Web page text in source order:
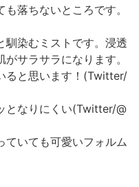
落ちないところです。
馴染むミストです。浸透
サラサラになります。
ると思います！(Twitter/
となりにくい(Twitter/@
ていても可愛いフォルム